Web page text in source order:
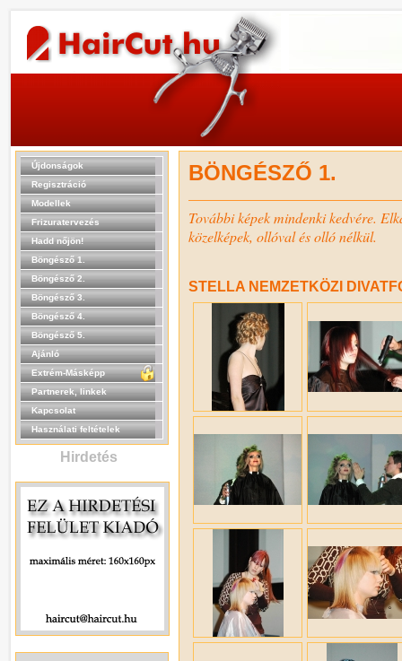
Újdonságok
Regisztráció
Modellek
Frizuratervezés
Hadd nőjön!
Böngésző 1.
Böngésző 2.
Böngésző 3.
Böngésző 4.
Böngésző 5.
Ajánló
Extrém-Másképp
Partnerek, linkek
Kapcsolat
Használati feltételek
Hirdetés
BÖNGÉSZŐ 1.
További képek mindenki kedvére.
közelképek, ollóval és olló nélkül.
STELLA NEMZETKÖZI